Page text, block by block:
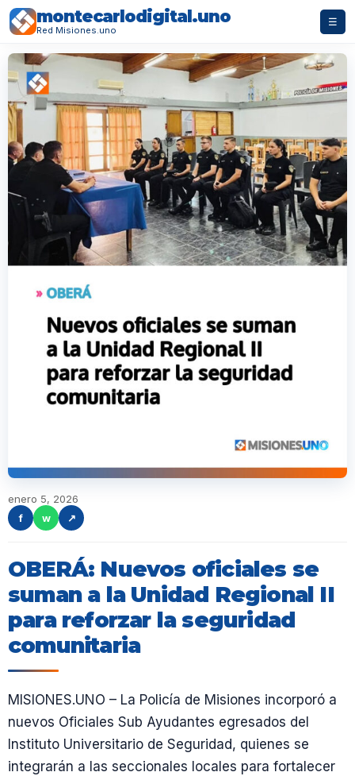
montecarlodigital.uno
Red Misiones.uno
☰
enero 5, 2026
f
w ↗
OBERÁ: Nuevos oficiales se
suman a la Unidad Regional II
para reforzar la seguridad
comunitaria
MISIONES.UNO – La Policía de Misiones incorporó a
nuevos Oficiales Sub Ayudantes egresados del
Instituto Universitario de Seguridad, quienes se
integrarán a las seccionales locales para fortalecer